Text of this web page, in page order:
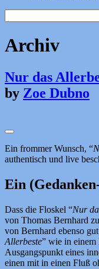
nach:
Archiv
Nur das
by Zoe Dubno
Ein frommer Wunsch, “
authentisch und live
Ein
Dass die Floskel “Nur
von Thomas Bernhard
von Bernhard ebenso
Allerbeste” wie in einem
Ausgangspunkt eines
einen mit in einen Fluß